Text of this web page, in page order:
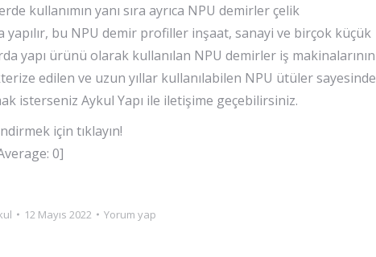
kullanımın yanı sıra ayrıca NPU demirler çelik
yapılır, bu NPU demir profiller inşaat, sanayi ve birçok küçük
yapı ürünü olarak kullanılan NPU demirler iş makinalarının
edilen ve uzun yıllar kullanılabilen NPU ütüler sayesinde
isterseniz Aykul Yapı ile iletişime geçebilirsiniz.
için tıklayın!
0]
12 Mayıs 2022 Yorum yap